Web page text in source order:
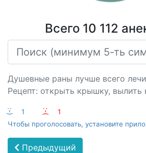
Всего 10 112
Душевные раны лучше всего
Рецепт: открыть крышку, вылить
:-) 1 :-(
1
Чтобы проголосовать, установите
Предыдущий